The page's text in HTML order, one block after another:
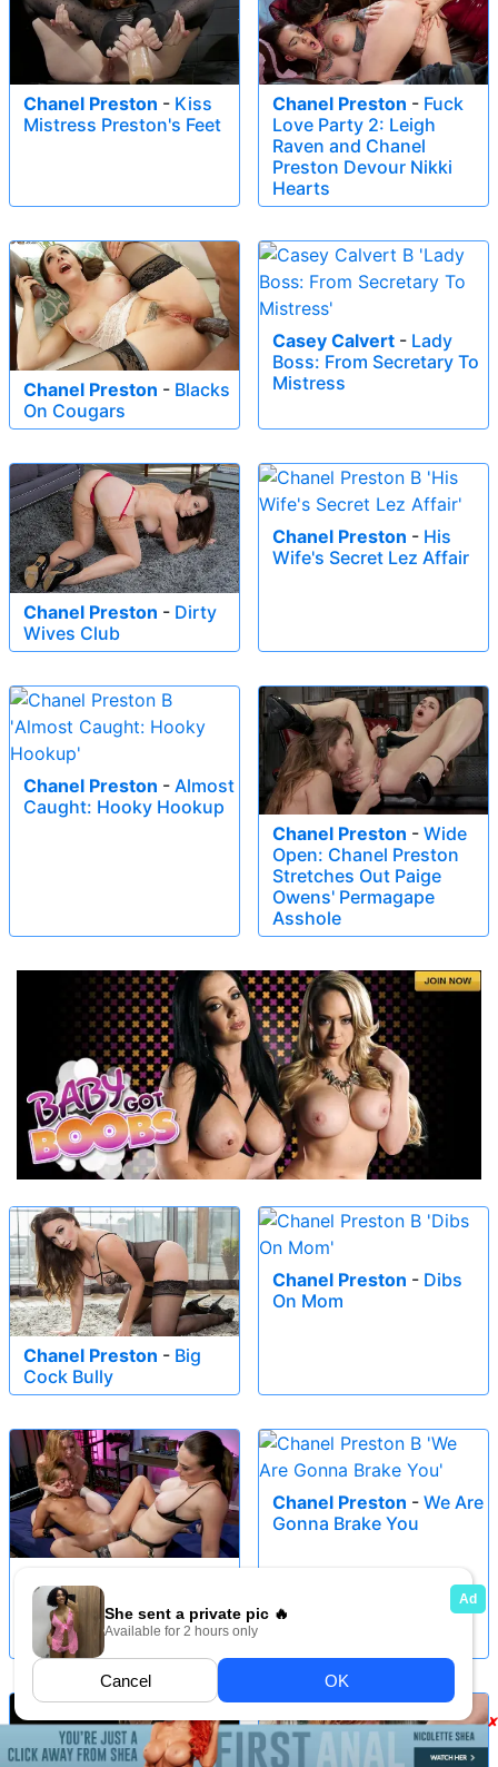
Chanel Preston - Kiss
Mistress Preston's Feet
Chanel Preston - Fuck
Love Party 2: Leigh
Raven and Chanel
Preston Devour Nikki
Hearts
Chanel Preston - Blacks
On Cougars
Casey Calvert - Lady
Boss: From Secretary To
Mistress
Chanel Preston - Dirty
Wives Club
Chanel Preston - His
Wife's Secret Lez Affair
Chanel Preston - Almost
Caught: Hooky Hookup
Chanel Preston - Wide
Open: Chanel Preston
Stretches Out Paige
Owens' Permagape
Asshole
Chanel Preston - Big
Cock Bully
Chanel Preston - Dibs
On Mom
Submissive: Chanel
Preston, Ella Nova and
Christy Love
Chanel Preston - We Are
Gonna Brake You